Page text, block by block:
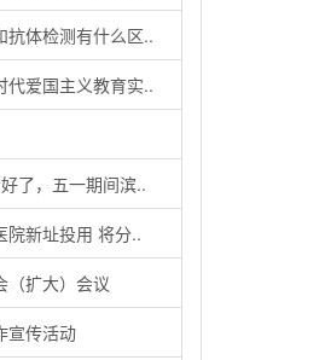
抗体检测有什么区..
代爱国主义教育实..
了，五一期间滨..
院新址投用 将分..
（扩大）会议
宣传活动